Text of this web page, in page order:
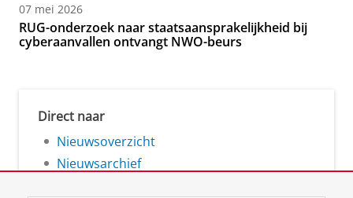
07 mei 2026
RUG-onderzoek naar staatsaansprakelijkheid bij
cyberaanvallen ontvangt NWO-beurs
Direct naar
Nieuwsoverzicht
Nieuwsarchief